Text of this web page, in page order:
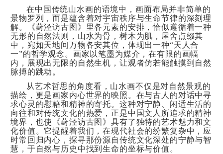
在中国传统山水画的语境中，画面布局并非简单的
景物罗列，而是蕴含着对宇宙秩序与生命节律的深刻理
解。《葑泾访古图》里各元素的安排，恰似遵循着一种
无形的自然法则，山水为骨，树木为肌，屋舍点缀其
中，宛如天地间万物各安其位，体现出一种“天人合
一”的哲学观念。画家以笔墨为媒介，在有限的画幅
内，展现出无限的自然生机，让观者仿若能触摸到自然
脉搏的跳动。
从艺术哲思的角度看，山水画不仅是对自然景观的
描绘，更是画家内心世界的映照。在与古人的对话中寻
求心灵的慰藉和精神的寄托。这种对宁静、闲适生活的
向往和对传统文化的热爱，正是中国文人所追求的精神
境界，也使《葑泾访古图》具有了独特的艺术魅力和文
化价值。它提醒着我们，在现代社会的纷繁复杂中，应
时常回归内心，探寻那份源自传统文化深处的宁静与智
慧，于自然与历史中找到生命的坐标与价值。